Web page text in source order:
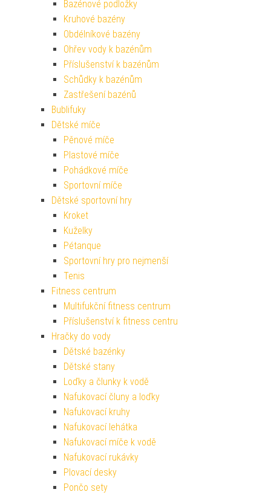
Bazénové podložky
Kruhové bazény
Obdélníkové bazény
Ohřev vody k bazénům
Příslušenství k bazénům
Schůdky k bazénům
Zastřešení bazénů
Bublifuky
Dětské míče
Pěnové míče
Plastové míče
Pohádkové míče
Sportovní míče
Dětské sportovní hry
Kroket
Kuželky
Pétanque
Sportovní hry pro nejmenší
Tenis
Fitness centrum
Multifukční fitness centrum
Příslušenství k fitness centru
Hračky do vody
Dětské bazénky
Dětské stany
Loďky a člunky k vodě
Nafukovací čluny a loďky
Nafukovací kruhy
Nafukovací lehátka
Nafukovací míče k vodě
Nafukovací rukávky
Plovací desky
Pončo sety